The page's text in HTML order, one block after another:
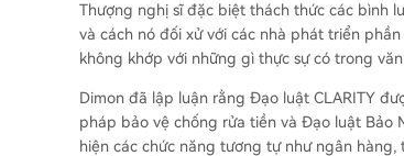
Thượng nghị sĩ đặc biệt thách thức các bình
và cách nó đối xử với các nhà phát triển
không khớp với những gì thực sự có trong
Dimon đã lập luận rằng Đạo luật CLARITY
pháp bảo vệ chống rửa tiền và Đạo luật Bảo
hiện các chức năng tương tự như ngân